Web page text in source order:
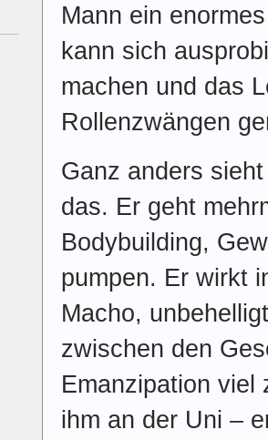
Mann ein
kann sich
machen und das
Rollenzwängen
Ganz anders
das. Er geht
Bodybuilding,
pumpen. Er wirkt
Macho,
zwischen den
Emanzipation viel
ihm an der Uni –